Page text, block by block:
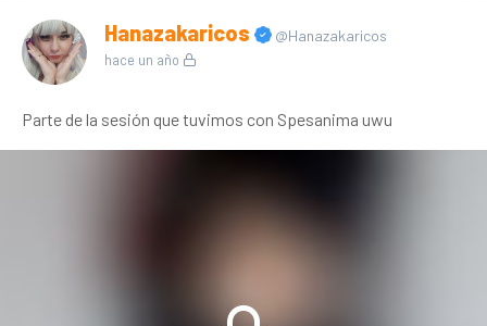
Hanazakaricos @Hanazakaricos
hace un año
Parte de la sesión que tuvimos con Spesanima uwu